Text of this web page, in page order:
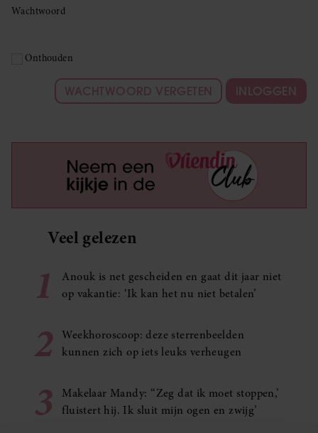
Wachtwoord
Onthouden
WACHTWOORD VERGETEN INLOGGEN
Veel gelezen
1
Anouk is net gescheiden en gaat dit jaar niet
op vakantie: ‘Ik kan het nu niet betalen’
2
Weekhoroscoop: deze sterrenbeelden
kunnen zich op iets leuks verheugen
3
Makelaar Mandy: ‘‘Zeg dat ik moet stoppen,’
fluistert hij. Ik sluit mijn ogen en zwijg’